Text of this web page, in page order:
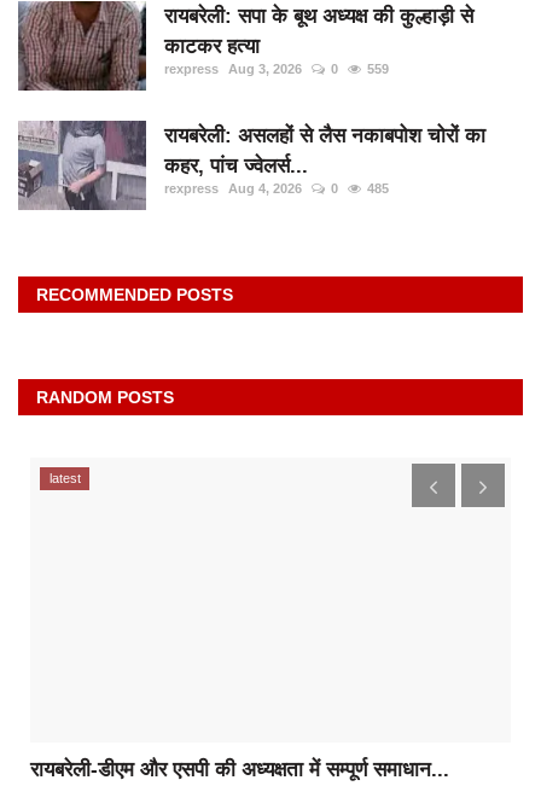
Login
Register
English
रायबरेली: सपा के बूथ अध्यक्ष की कुल्हाड़ी से
काटकर हत्या
rexpress Aug 3, 2026 0 559
रायबरेली: असलहों से लैस नकाबपोश चोरों का
कहर, पांच ज्वेलर्स...
rexpress Aug 4, 2026 0 485
RECOMMENDED POSTS
RANDOM POSTS
latest
रायबरेली-डीएम और एसपी की अध्यक्षता में सम्पूर्ण समाधान...